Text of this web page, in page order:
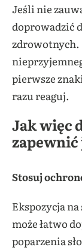
Jeśli nie
doprowadzić
zdrowotnych.
pierwsze
razu reaguj.
Jak więc
Stosuj
Ekspozycja
może łatwo
poparzenia